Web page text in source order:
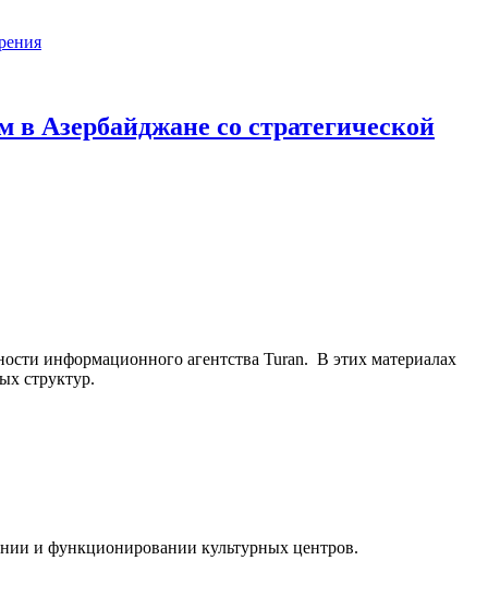
Азербайджане со стратегической
информационного агентства Turan. В этих материалах
структур.
и функционировании культурных центров.